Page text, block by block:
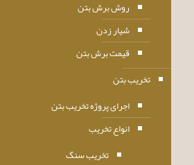
روش برش بتن
شیار زدن
قیمت برش بتن
تخریب بتن
اجرای پروژه تخریب بتن
انواع تخریب
تخریب سنگ